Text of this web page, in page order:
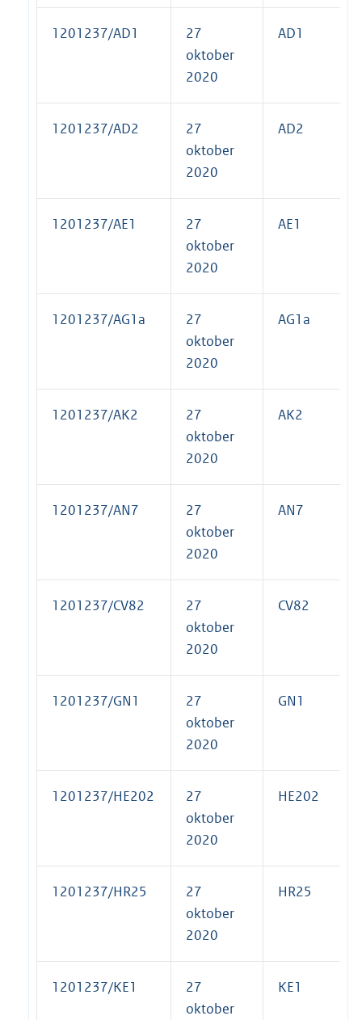
1201237/AD1
27
oktober
2020
AD1
1201237/AD2
27
oktober
2020
AD2
1201237/AE1
27
oktober
2020
AE1
1201237/AG1a
27
oktober
2020
AG1a
1201237/AK2
27
oktober
2020
AK2
1201237/AN7
27
oktober
2020
AN7
1201237/CV82
27
oktober
2020
CV82
1201237/GN1
27
oktober
2020
GN1
1201237/HE202
27
oktober
2020
HE202
1201237/HR25
27
oktober
2020
HR25
1201237/KE1
27
oktober
KE1